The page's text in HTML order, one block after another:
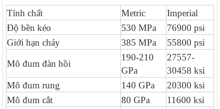
Tính chất
Metric
Imperial
Độ bền kéo
530 MPa
76900 psi
Giới hạn chảy
385 MPa 55800 psi
Mô đum đàn hồi
190-210
GPa
27557-
30458 ksi
Mô đum rung
140 GPa
20300 ksi
Mô đum cắt
80 GPa
11600 ksi